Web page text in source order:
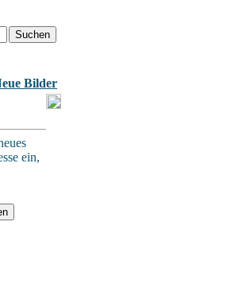
Bilder
ein,